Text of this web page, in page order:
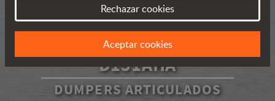
D151AHA
DUMPERS ARTICULADOS
Rechazar cookies
Aceptar cookies